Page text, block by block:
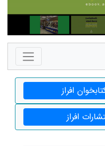
افراز
افراز